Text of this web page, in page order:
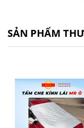
SẢN PHẨM